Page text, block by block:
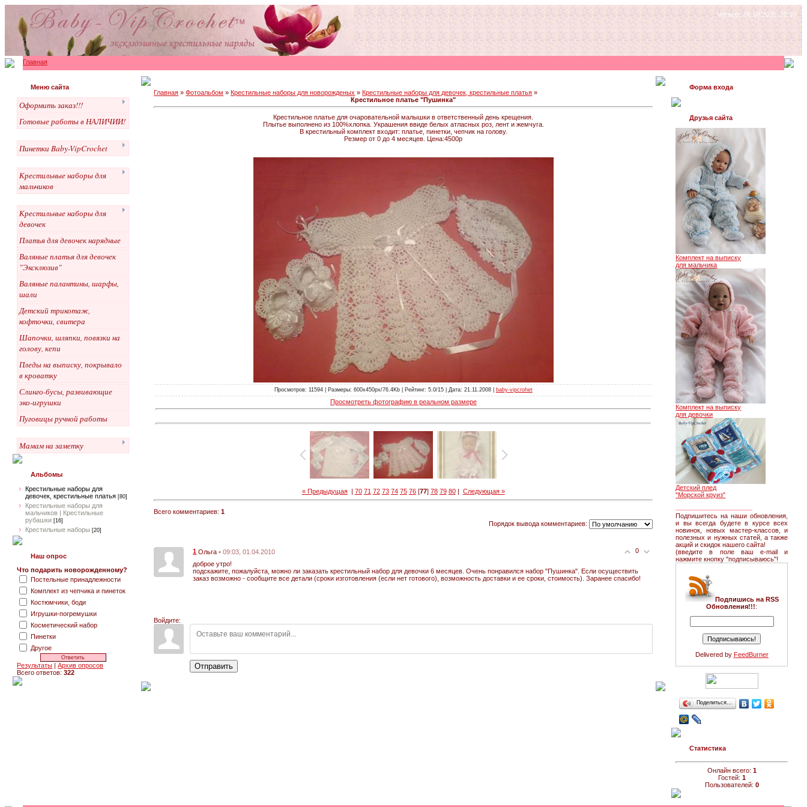
Четверг, 06.08.2026, 20:30
Главная
Меню сайта
Оформить заказ!!!
Готовые работы в НАЛИЧИИ!
Пинетки Baby-VipCrochet
Крестильные наборы для
мальчиков
Крестильные наборы для
девочек
Платья для девочек нарядные
Валяные платья для девочек
"Эксклюзив"
Валяные палантины, шарфы,
шали
Детский трикотаж,
кофточки, свитера
Шапочки, шляпки, повязки на
голову, кепи
Пледы на выписку, покрывало
в кроватку
Слинго-бусы, развивающие
эко-игрушки
Пуговицы ручной работы
Мамам на заметку
Альбомы
Крестильные наборы для
девочек, крестильные платья [80]
Крестильные наборы для
мальчиков | Крестильные
рубашки [16]
Крестильные наборы [20]
Наш опрос
Что подарить новорожденному?
Постельные принадлежности
Комплект из чепчика и пинеток
Костюмчики, боди
Игрушки-погремушки
Косметический набор
Пинетки
Другое
Результаты |Архив опросов
Всего ответов:322
Главная »Фотоальбом » Крестильные наборы для новорожденых » Крестильные наборы для девочек, крестильные платья »
Крестильное платье "Пушинка"
Крестильное платье для очаровательной малышки в ответственный день крещения.
Плытье выполнено из 100%хлопка. Украшения ввиде белых атласных роз, лент и жемчуга.
В крестильный комплект входит: платье, пинетки, чепчик на голову.
Резмер от 0 до 4 месяцев. Цена:4500р
Просмотров: 11594 | Размеры: 600x450px/76.4Kb | Рейтинг: 5.0/15 | Дата: 21.11.2008 | baby-vipcrohet
Просмотреть фотографию в реальном размере
« Предыдущая| 70 71 72 73 74 75 76[77] 78 79 80| Следующая »
Всего комментариев:1
Порядок вывода комментариев:
0
1 Ольга • 09:03, 01.04.2010
доброе утро!
подскажите, пожалуйста, можно ли заказать крестильный набор для девочки 6 месяцев. Очень понравился набор "Пушинка". Если осуществить
заказ возможно - сообщите все детали (сроки изготовления (если нет готового), возможность доставки и ее сроки, стоимость). Заранее спасибо!
Войдите:
Отправить
Форма входа
Друзья сайта
Комплект на выписку
для мальчика
Комплект на выписку
для девочки
Детский плед
"Морской круиз"
Подпишитесь на наши обновления,
и вы всегда будете в курсе всех
новинок, новых мастер-классов, и
полезных и нужных статей, а также
акций и скидок нашего сайта!
(введите в поле ваш e-mail и
нажмите кнопку "подписываюсь"!
Подпишись на RSS
Обновления!!!:
Delivered by FeedBurner
Поделиться…
Статистика
Онлайн всего: 1
Гостей: 1
Пользователей: 0